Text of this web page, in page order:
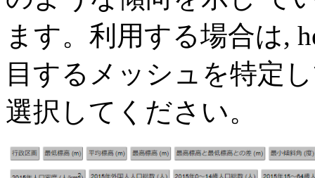
ます。利用する場合は,
目するメッシュを特定
選択してください。